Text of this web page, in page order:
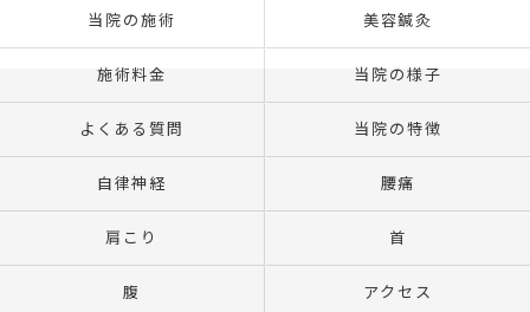
当院の施術 美容鍼灸
施術料金 当院の様子
よくある質問 当院の特徴
自律神経 腰痛
肩こり 首
腹 アクセス